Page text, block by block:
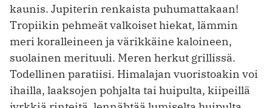
kaunis. Jupiterin renkaista puhumattakaan!
Tropiikin pehmeät valkoiset hiekat, lämmin
meri koralleineen ja värikkäine kaloineen,
suolainen merituuli. Meren herkut grillissä.
Todellinen paratiisi. Himalajan vuoristoakin voi
ihailla, laaksojen pohjalta tai huipulta, kiipeillä